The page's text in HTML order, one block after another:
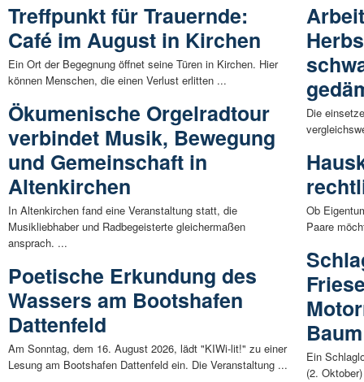
Treffpunkt für Trauernde:
Café im August in Kirchen
Ein Ort der Begegnung öffnet seine Türen in Kirchen. Hier
können Menschen, die einen Verlust erlitten ...
Ökumenische Orgelradtour
verbindet Musik, Bewegung
und Gemeinschaft in
Altenkirchen
In Altenkirchen fand eine Veranstaltung statt, die
Musikliebhaber und Radbegeisterte gleichermaßen
ansprach. ...
Poetische Erkundung des
Wassers am Bootshafen
Dattenfeld
Am Sonntag, dem 16. August 2026, lädt "KIWi-lit!" zu einer
Lesung am Bootshafen Dattenfeld ein. Die Veranstaltung ...
Die
Ob
Paare
Baum
Ein
(2.